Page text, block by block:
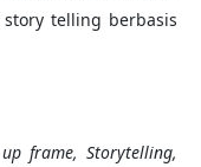
telling berbasis
frame, Storytelling,